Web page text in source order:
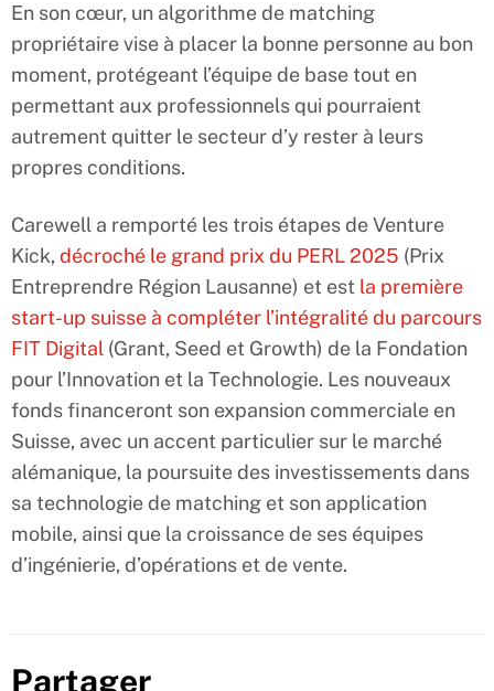
En son cœur, un algorithme de matching
propriétaire vise à placer la bonne personne au bon
moment, protégeant l’équipe de base tout en
permettant aux professionnels qui pourraient
autrement quitter le secteur d’y rester à leurs
propres conditions.
Carewell a remporté les trois étapes de Venture
Kick, décroché le grand prix du PERL 2025 (Prix
Entreprendre Région Lausanne) et est la première
start-up suisse à compléter l’intégralité du parcours
FIT Digital (Grant, Seed et Growth) de la Fondation
pour l’Innovation et la Technologie. Les nouveaux
fonds financeront son expansion commerciale en
Suisse, avec un accent particulier sur le marché
alémanique, la poursuite des investissements dans
sa technologie de matching et son application
mobile, ainsi que la croissance de ses équipes
d’ingénierie, d’opérations et de vente.
Partager